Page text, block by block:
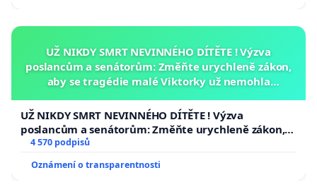
UŽ NIKDY SMRT NEVINNÉHO DÍTĚTE ! Výzva
poslancům a senátorům: Změňte urychleně zákon,
aby se tragédie malé Viktorky už nemohla
UŽ NIKDY SMRT NEVINNÉHO DÍTĚTE ! Výzva
poslancům a senátorům: Změňte urychleně zákon,
aby se tragédie malé Viktorky už nemohla opakovat!
4 570 podpisů
Oznámení o transparentnosti